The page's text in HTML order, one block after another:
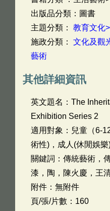
出版品分類：圖書
主題分類： 教育文化
施政分類： 文化及觀
藝術
其他詳細資訊
英文題名： The
Exhibition Series 2
適用對象：兒童（6-
術性)，成人(休閒娛樂
關鍵詞：傳統藝術，
漆，陶，陳火慶，王
附件：無附件
頁/張/片數：160